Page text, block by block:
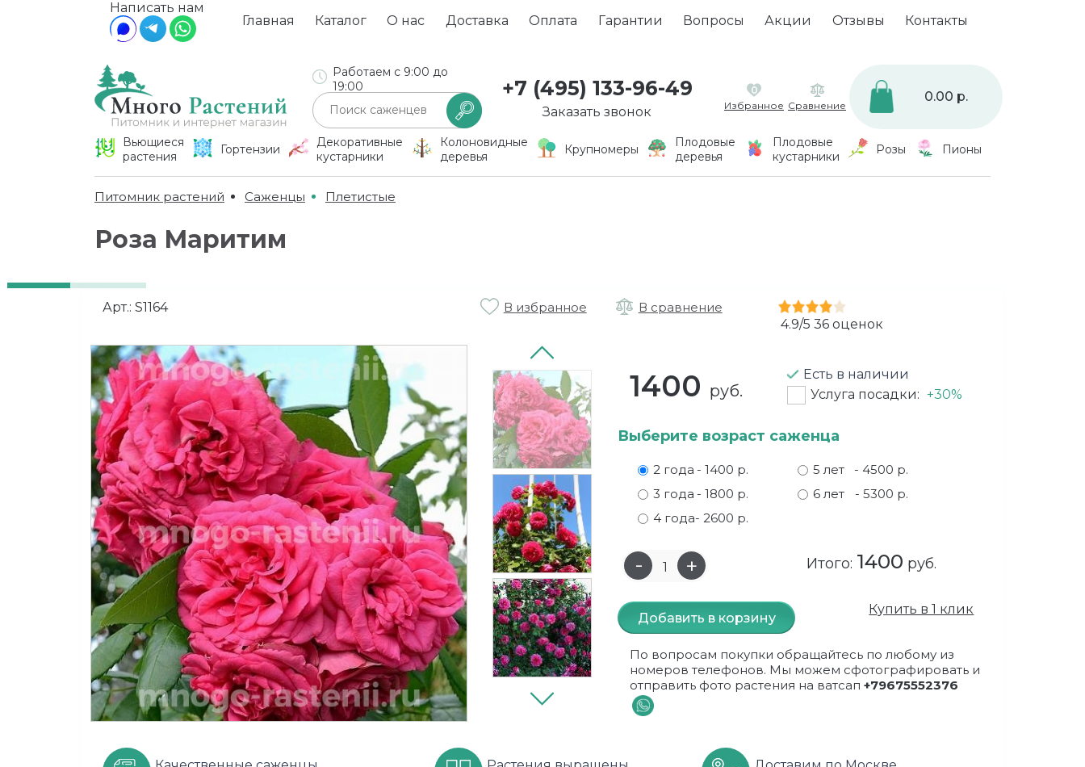
Главная Каталог О нас Доставка Оплата Гарантии Вопросы Акции Отзывы Контакты
Написать нам
Работаем с 9:00 до
19:00
+7 (495) 133-96-49
Заказать звонок
0
Избранное Сравнение
0.00 р.
Вьющиеся
растения
Гортензии
Декоративные
кустарники
Колоновидные
деревья
Крупномеры
Плодовые
деревья
Плодовые
кустарники
Розы Пионы
Питомник растений Саженцы Плетистые
Роза Маритим
Арт.: S1164 В избранное
В сравнение
4.9/5 36оценок
1400 руб.
Есть в наличии
Услуга посадки: +30%
Выберите возраст саженца
2 года - 1400 р.
3 года - 1800 р.
4 года- 2600 р.
5 лет
- 4500 р.
6 лет
- 5300 р.
Итого: 1400 руб.
Добавить в корзину
Купить в 1 клик
По вопросам покупки обращайтесь по любому из
номеров телефонов. Мы можем сфотографировать и
отправить фото растения на ватсап+79675552376